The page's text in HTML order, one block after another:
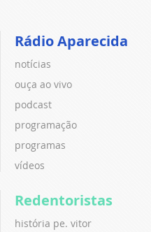
Rádio Aparecida
notícias
ouça ao vivo
podcast
programação
programas
vídeos
Redentoristas
história pe. vitor